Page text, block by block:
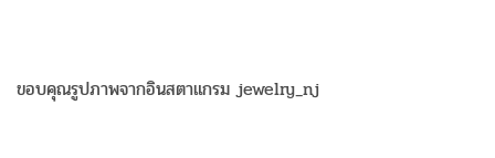
ขอบคุณรูปภาพจากอินสตาแกรม jewelry_nj